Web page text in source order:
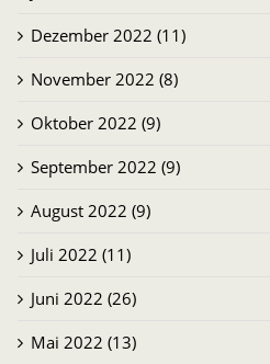
Dezember 2022 (11)
November 2022 (8)
Oktober 2022 (9)
September 2022 (9)
August 2022 (9)
Juli 2022 (11)
Juni 2022 (26)
Mai 2022 (13)